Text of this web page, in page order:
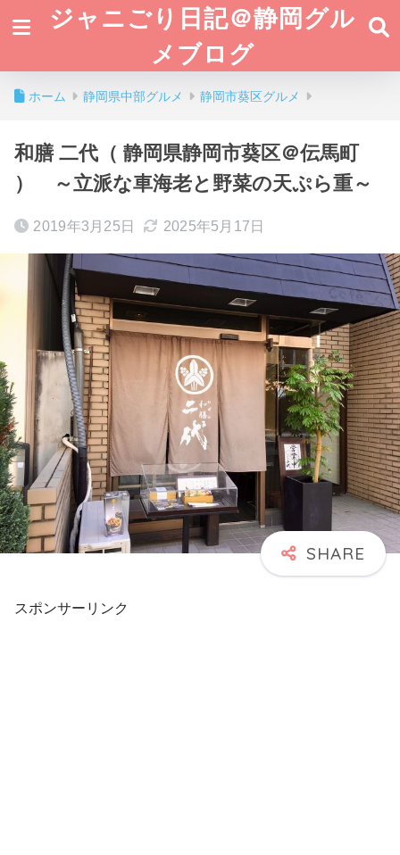
ジャニごり日記＠静岡グル
メブログ
ホーム 静岡県中部グルメ 静岡市葵区グルメ
和膳 二代（ 静岡県静岡市葵区＠伝馬町
） ～立派な車海老と野菜の天ぷら重～
2019年3月25日 2025年5月17日
スポンサーリンク